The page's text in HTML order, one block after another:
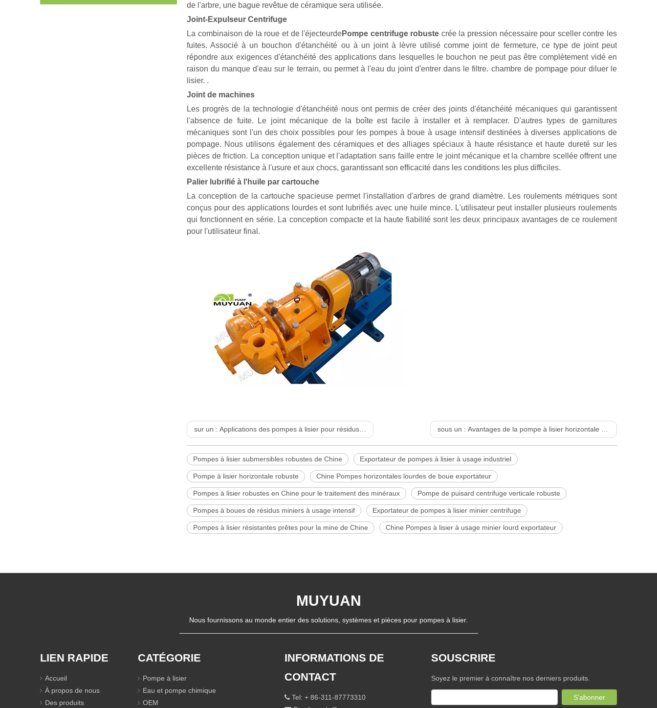
de l'arbre, une bague revêtue de céramique sera utilisée.
Joint-Expulseur Centrifuge
La combinaison de la roue et de l'éjecteurdePompe centrifuge robuste crée la pression nécessaire pour sceller contre les
fuites. Associé à un bouchon d'étanchéité ou à un joint à lèvre utilisé comme joint de fermeture, ce type de joint peut
répondre aux exigences d'étanchéité des applications dans lesquelles le bouchon ne peut pas être complètement vidé en
raison du manque d'eau sur le terrain, ou permet à l'eau du joint d'entrer dans le filtre. chambre de pompage pour diluer le
lisier. .
Joint de machines
Les progrès de la technologie d'étanchéité nous ont permis de créer des joints d'étanchéité mécaniques qui garantissent
l'absence de fuite. Le joint mécanique de la boîte est facile à installer et à remplacer. D'autres types de garnitures
mécaniques sont l'un des choix possibles pour les pompes à boue à usage intensif destinées à diverses applications de
pompage. Nous utilisons également des céramiques et des alliages spéciaux à haute résistance et haute dureté sur les
pièces de friction. La conception unique et l'adaptation sans faille entre le joint mécanique et la chambre scellée offrent une
excellente résistance à l'usure et aux chocs, garantissant son efficacité dans les conditions les plus difficiles.
Palier lubrifié à l'huile par cartouche
La conception de la cartouche spacieuse permet l'installation d'arbres de grand diamètre. Les roulements métriques sont
conçus pour des applications lourdes et sont lubrifiés avec une huile mince. L'utilisateur peut installer plusieurs roulements
qui fonctionnent en série. La conception compacte et la haute fiabilité sont les deux principaux avantages de ce roulement
pour l'utilisateur final.
sur un : Applications des pompes à lisier pour résidus miniers à usage intensif sous un : Avantages de la pompe à lisier horizontale robuste
Pompes à lisier submersibles robustes de Chine Exportateur de pompes à lisier à usage industriel
Pompe à lisier horizontale robuste Chine Pompes horizontales lourdes de boue exportateur
Pompes à lisier robustes en Chine pour le traitement des minéraux Pompe de puisard centrifuge verticale robuste
Pompes à boues de résidus miniers à usage intensif Exportateur de pompes à lisier minier centrifuge
Pompes à lisier résistantes prêtes pour la mine de Chine Chine Pompes à lisier à usage minier lourd exportateur
MUYUAN
Nous fournissons au monde entier des solutions, systèmes et pièces pour pompes à lisier.
LIEN RAPIDE
Accueil
À propos de nous
Des produits
CATÉGORIE
Pompe à lisier
Eau et pompe chimique
OEM
INFORMATIONS DE
CONTACT
 Tel: + 86-311-87773310
SOUSCRIRE
Soyez le premier à connaître nos derniers produits.
S’abonner